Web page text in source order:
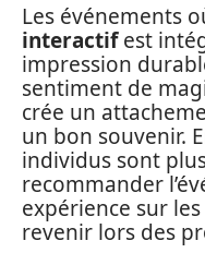
Les événements
interactifest
impression
sentiment de
crée un
un bon souvenir.
individus sont
recommander
expérience sur
revenir lors des